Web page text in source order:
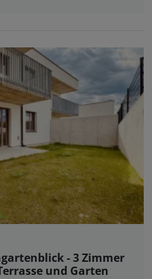
- 3 Zimmer
und Garten